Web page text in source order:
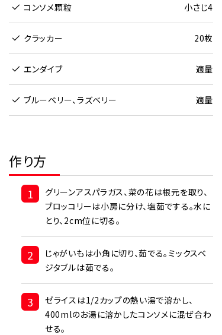
コンソメ顆粒 小さじ4
クラッカー 20枚
エンダイブ 適量
ブルーベリー、ラズベリー 適量
作り方
1
グリーンアスパラガス、菜の花は根元を取り、
ブロッコリーは小房に分け、塩茹でする。水に
とり、2cm位に切る。
2
じゃがいもは小角に切り、茹でる。ミックスベ
ジタブルは茹でる。
3
ゼライスは1/2カップの熱い湯で溶かし、
400mlのお湯に溶かしたコンソメに混ぜ合わ
せる。